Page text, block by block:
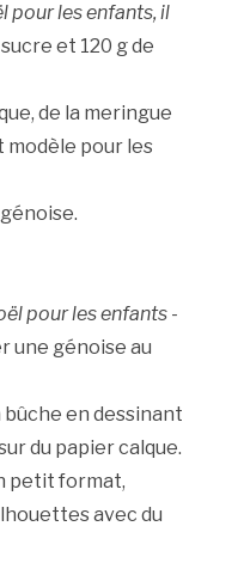
pour les enfants, il
et 120 g de
de la meringue
pour les
pour les enfants -
une génoise au
bûche en dessinant
du papier calque.
petit format,
avec du